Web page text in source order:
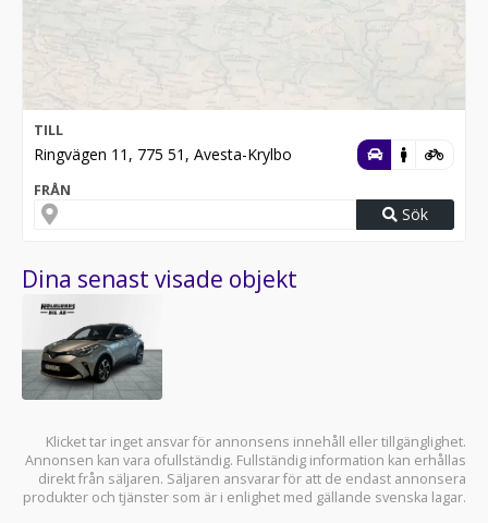
TILL
Ringvägen 11, 775 51, Avesta-Krylbo
FRÅN
Sök
Dina senast visade objekt
Klicket tar inget ansvar för annonsens innehåll eller tillgänglighet.
Annonsen kan vara ofullständig. Fullständig information kan erhållas
direkt från säljaren. Säljaren ansvarar för att de endast annonsera
produkter och tjänster som är i enlighet med gällande svenska lagar.